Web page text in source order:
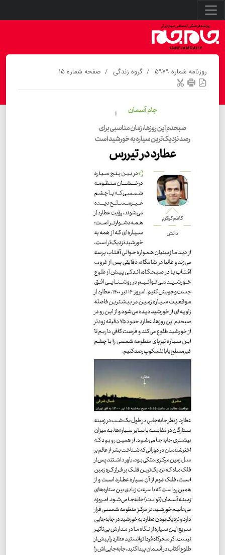
روزنامه شماره ۵۹۷۹ گروه زندگی صفحه شماره ۱۵